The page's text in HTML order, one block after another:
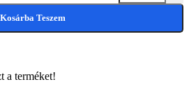
Kosárba Teszem
a terméket!